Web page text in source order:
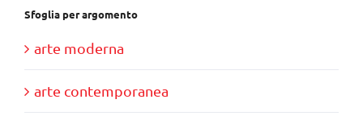
Sfoglia per argomento
arte moderna
arte contemporanea